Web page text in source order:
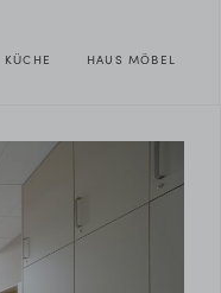
KÜCHE HAUS MÖBEL